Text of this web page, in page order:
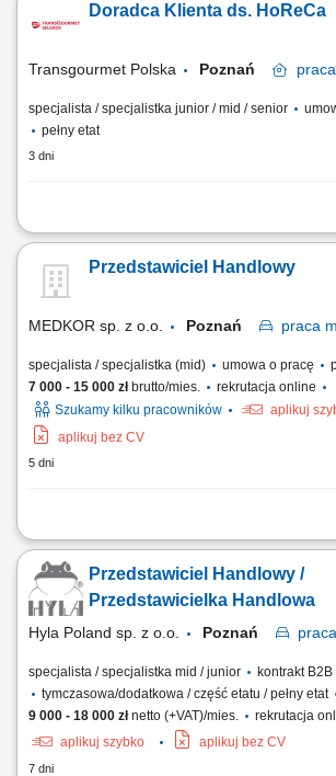
oraz przygotowywanie ofert dopasowanych do
Realizacja planów sprzedaży i bieżące
Doradca Klienta ds. HoReCa
Transgourmet Polska Poznań praca
specjalista / specjalistka junior / mid / senior
pełny etat
3 dni
Twój zakres obowiązków pozyskiwanie klientów
sprzedażowych, profesjonalna obsługa klientów,
partnerstwa biznesowego, budowanie
Przedstawiciel Handlowy
MEDKOR sp. z o.o. Poznań praca
specjalista / specjalistka (mid) umowa o pracę
7 000 - 15 000 złbrutto/mies.
rekrutacja online
Szukamy kilku pracowników
aplikuj
aplikuj bez CV
5 dni
Budowanie i podtrzymywanie długofalowych
lekarzami oraz reprezentantami środowiska
wyznaczonym obszarze; Promocja produktów i
Udział w wydarzeniach branżowych i
sprzedażowych i promocyjnych; Analiza...
Przedstawiciel Handlowy /
Przedstawicielka Handlowa
Hyla Poland sp. z o.o. Poznań praca
specjalista / specjalistka mid / junior
kontrakt B2B
tymczasowa/dodatkowa / część etatu / pełny etat
9 000 - 18 000 złnetto (+VAT)/mies.
rekrutacja
aplikuj szybko
aplikuj bez CV
7 dni